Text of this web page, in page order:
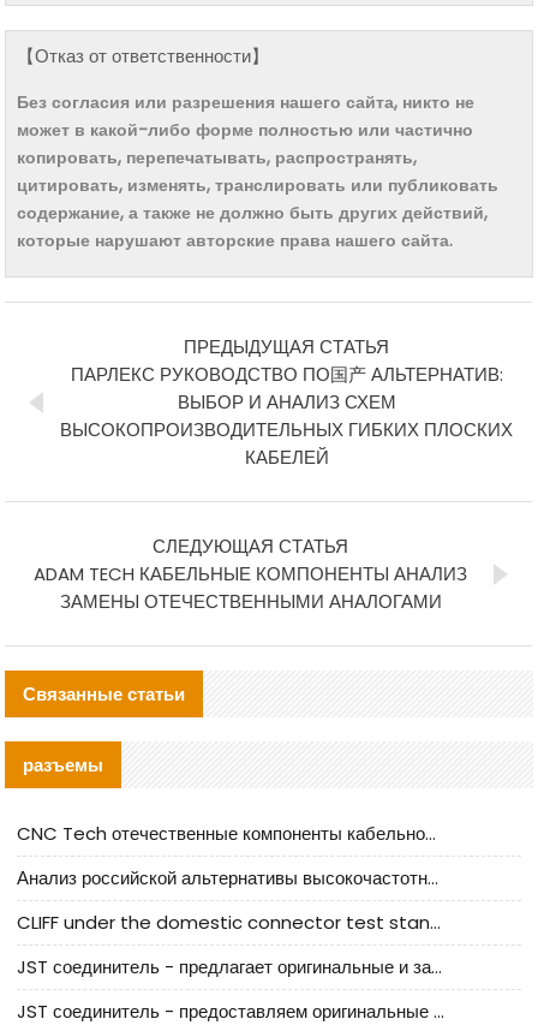
【Отказ от ответственности】
Без согласия или разрешения нашего сайта, никто не
может в какой-либо форме полностью или частично
копировать, перепечатывать, распространять,
цитировать, изменять, транслировать или публиковать
содержание, а также не должно быть других действий,
которые нарушают авторские права нашего сайта.
ПРЕДЫДУЩАЯ СТАТЬЯ
ПАРЛЕКС РУКОВОДСТВО ПО国产 АЛЬТЕРНАТИВ:
ВЫБОР И АНАЛИЗ СХЕМ
ВЫСОКОПРОИЗВОДИТЕЛЬНЫХ ГИБКИХ ПЛОСКИХ
КАБЕЛЕЙ
СЛЕДУЮЩАЯ СТАТЬЯ
ADAM TECH КАБЕЛЬНЫЕ КОМПОНЕНТЫ АНАЛИЗ
ЗАМЕНЫ ОТЕЧЕСТВЕННЫМИ АНАЛОГАМИ
Связанные статьи
разъемы
CNC Tech отечественные компоненты кабельной арматуры оценка и руководство по производственному внедрению
Анализ российской альтернативы высокочастотных кабельных колодцев I-PEX
CLIFF under the domestic connector test standard update
JST соединитель - предлагает оригинальные и заменяющие JST NSHR-02V-S соединители
JST соединитель - предоставляем оригинальные JST GHR-09V-S соединители и их аналоги